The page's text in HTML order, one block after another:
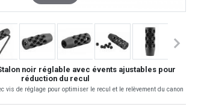
noir réglable avec évents ajustables pour
réduction du recul
vis de réglage pour optimiser le recul et le relèvement du canon